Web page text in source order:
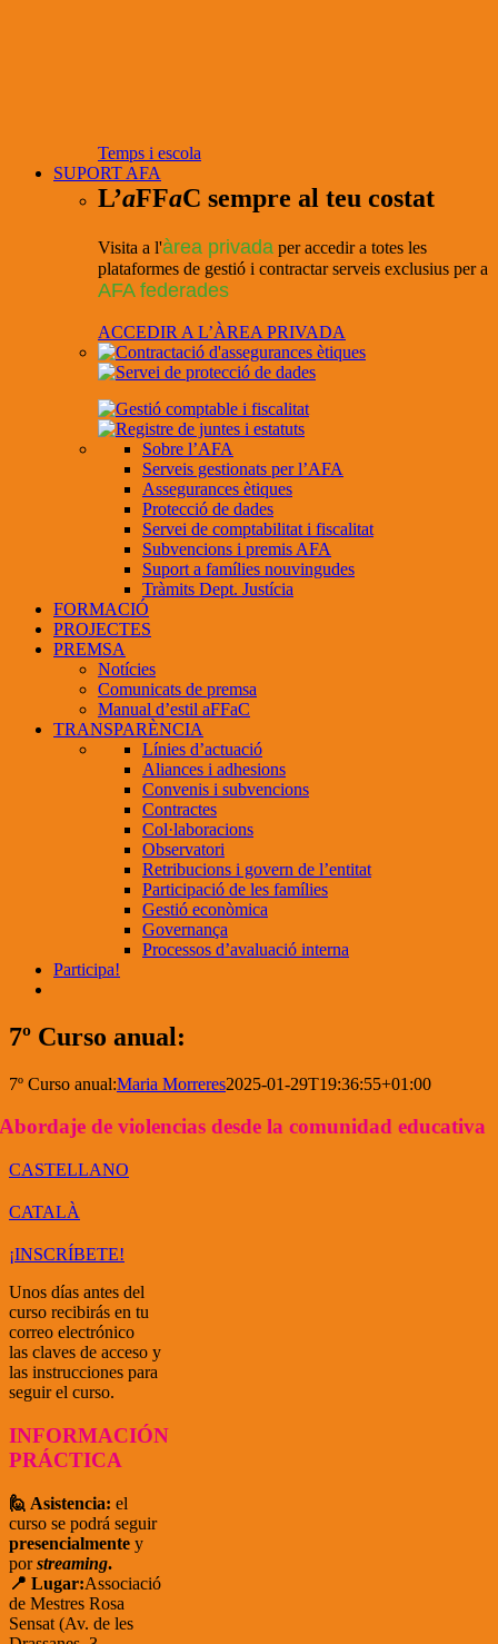
Temps i escola
SUPORT AFA
L’aFFaC sempre al teu costat
Visita a l'àrea privada per accedir a totes les
plataformes de gestió i contractar serveis exclusius per a
AFA federades
ACCEDIR A L’ÀREA PRIVADA
Sobre l’AFA
Serveis gestionats per l’AFA
Assegurances ètiques
Protecció de dades
Servei de comptabilitat i fiscalitat
Subvencions i premis AFA
Suport a famílies nouvingudes
Tràmits Dept. Justícia
FORMACIÓ
PROJECTES
PREMSA
Notícies
Comunicats de premsa
Manual d’estil aFFaC
TRANSPARÈNCIA
Línies d’actuació
Aliances i adhesions
Convenis i subvencions
Contractes
Col·laboracions
Observatori
Retribucions i govern de l’entitat
Participació de les famílies
Gestió econòmica
Governança
Processos d’avaluació interna
Participa!
7º Curso anual:
7º Curso anual:Maria Morreres2025-01-29T19:36:55+01:00
Abordaje de violencias desde la comunidad educativa
CASTELLANO
CATALÀ
¡INSCRÍBETE!
Unos días antes del
curso recibirás en tu
correo electrónico
las claves de acceso y
las instrucciones para
seguir el curso.
INFORMACIÓN
PRÁCTICA
🙋 Asistencia: el
curso se podrá seguir
presencialmente y
porstreaming.
📍 Lugar:Associació
de Mestres Rosa
Sensat (Av. de les